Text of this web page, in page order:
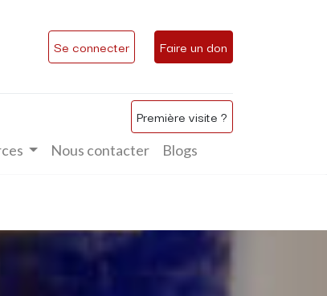
Se connecter Faire un don
Première visite ?
Nous contacter Blogs